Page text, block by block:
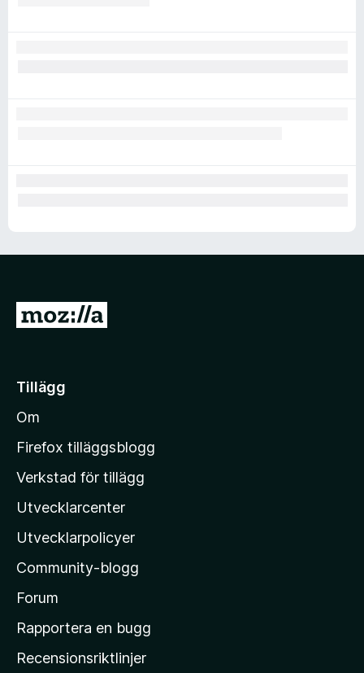
G
i
l
M
z
i
l
a
s
h
m
Tillägg
Om
Firefox tilläggsblogg
Verkstad för tillägg
Utvecklarcenter
Utvecklarpolicyer
Community-blogg
Forum
Rapportera en bugg
Recensionsriktlinjer